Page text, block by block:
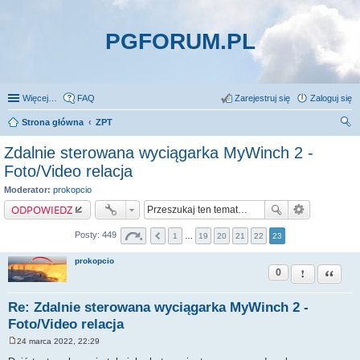
PGFORUM.PL
Więcej… FAQ Zaloguj się
Zarejestruj się
Strona główna
ZPT
Zdalnie sterowana wyciągarka MyWinch 2 -
Foto/Video relacja
Moderator: prokopcio
ODPOWIEDZ
Posty: 449 1 19 20 21 22 23
prokopcio
Re: Zdalnie sterowana wyciągarka MyWinch 2 -
Foto/Video relacja
0 Zgłoś ten post
Cytuj
o
24 marca 2022, 22:29